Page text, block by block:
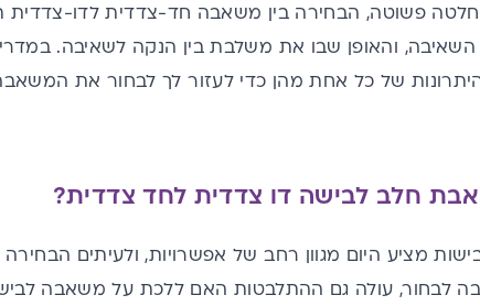
פשוטה, הבחירה בין משאבה חד-צדדית לדו-צדדית
השאיבה, והאופן שבו את משלבת בין הנקה לשאיבה.
היתרונות של כל אחת מהן כדי לעזור לך לבחור את
חלב לבישה דו צדדית לחד צדדית?
מציע היום מגוון רחב של אפשרויות, ולעיתים הבחירה
לבחור, עולה גם ההתלבטות האם ללכת על משאבה